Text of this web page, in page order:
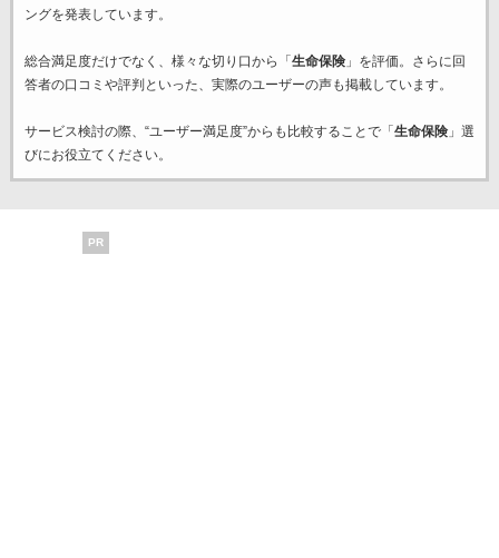
ングを発表しています。
総合満足度だけでなく、様々な切り口から「 生命保険」を評価。さらに回
答者の口コミや評判といった、実際のユーザーの声も掲載しています。
サービス検討の際、“ユーザー満足度”からも比較することで「 生命保険」選
びにお役立てください。
PR